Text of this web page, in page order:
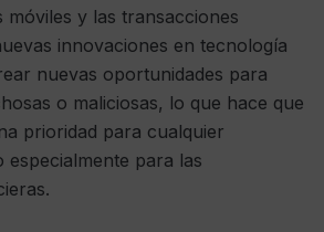
móviles y las transacciones
innovaciones en tecnología
nuevas oportunidades para
o maliciosas, lo que hace que
prioridad para cualquier
para las